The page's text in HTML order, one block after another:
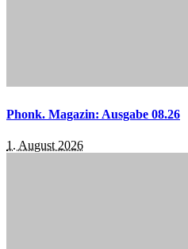
Phonk. Magazin: Ausgabe 08.26
1. August 2026